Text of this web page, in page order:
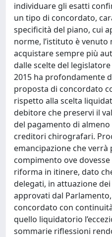
individuare gli esatti
un tipo di concordato,
specificità del piano, cui
norme, l’istituto è venuto
acquistare sempre più
dalle scelte del
2015 ha profondamente
proposta di concordato
rispetto alla scelta
debitore che preservi il
del pagamento di almeno
creditori chirografari.
emancipazione che
compimento ove
riforma in itinere, dato
delegati, in attuazione
approvati dal
concordato con
quello liquidatorio
sommarie riflessioni